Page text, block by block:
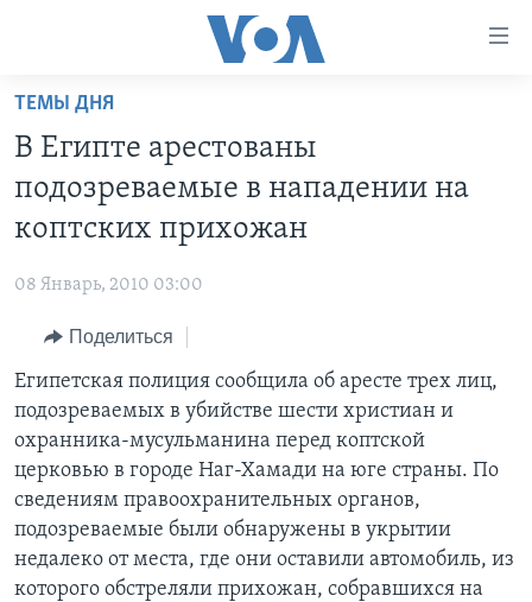
Перейти
основной
контент
основной
навигации
Перейти
поиск
ИТОГИ
ПОЧЕМУ ЭТО ВАЖНО?
ДИСКУССИЯ VOA
ДЕТАЛИ
НЬЮ-ЙОРК NEW YORK
АМЕРИКА. БОЛЬШОЕ ПУТЕШЕСТВИЕ
ПРОЕКТЫ
НАША АМЕРИКАНСКАЯ ИСТОРИЯ
А КАК В АМЕРИКЕ?
АРТЕФАКТЫ
АМЕРИКАНСКИЕ ГОРОДКИ
ТЕСТЫ
ИНТЕРВЬЮ
ФАКТЫ ПРОТИВ ФЕЙКОВ
ЗА СВОБОДУ ПРЕССЫ
УЧИМ АНГЛИЙСКИЙ
ВИДЕО
ПОДПИСКА НА НОВОСТИ
Learning English
ТЕМЫ ДНЯ
В Египте арестованы
подозреваемые в нападении на
коптских прихожан
08 Январь, 2010 03:00
Поделиться
Египетская полиция сообщила об аресте трех лиц,
подозреваемых в убийстве шести христиан и
охранника-мусульманина перед коптской
церковью в городе Наг-Хамади на юге страны. По
сведениям правоохранительных органов,
подозреваемые были обнаружены в укрытии
недалеко от места, где они оставили автомобиль, из
которого обстреляли прихожан, собравшихся на